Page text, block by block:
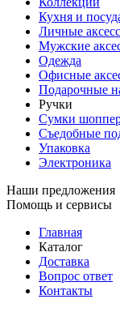
Кухня и
Личные
Мужские
Одежда
Офисные
Подарочные
Ручки
Сумки
Съедобные
Упаковка
Электроника
Наши предложения
Помощь и сервисы
Главная
Каталог
Доставка
Вопрос ответ
Контакты